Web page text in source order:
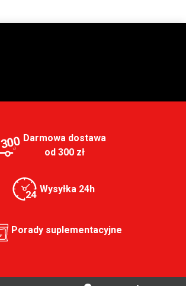
300 Darmowa dostawa
od 300 zł
Wysyłka 24h
Porady suplementacyjne